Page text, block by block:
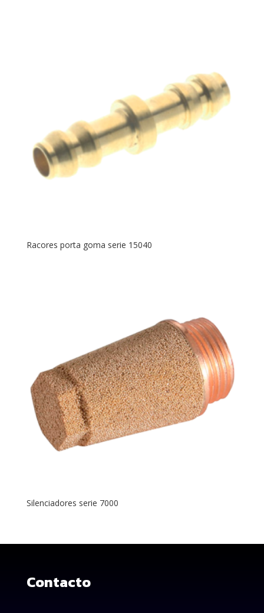
Racores porta goma serie 15040
Silenciadores serie 7000
Contacto